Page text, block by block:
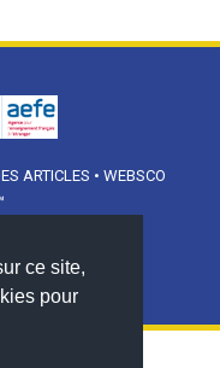
ce site,
pour
ARTICLES • WEBSCO